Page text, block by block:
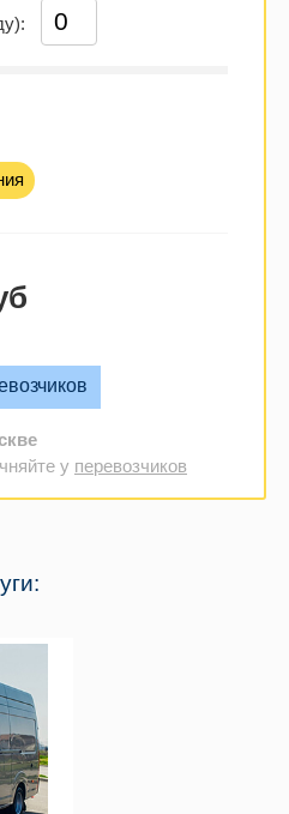
у перевозчиков